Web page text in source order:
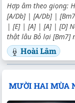
Hợp âm theo giọng:
[A/Db] | [A/Db] |
| [E] | [A] | [A] | [D]
thật lâu Bỏ lại [Bm7]
Hoài Lâm
MƯỜI HAI MÙA